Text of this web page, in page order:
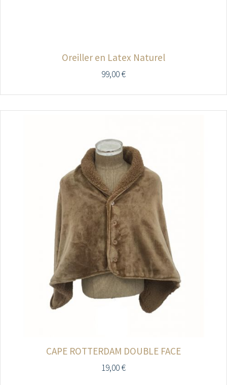
Oreiller en Latex Naturel
99,00€
CAPE ROTTERDAM DOUBLE FACE
19,00€